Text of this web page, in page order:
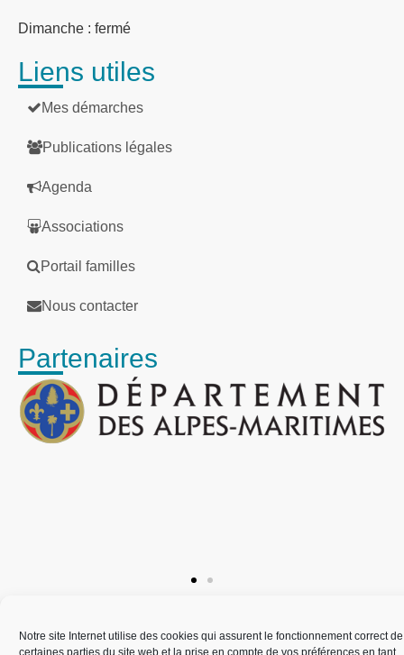
Notre site Internet utilise des cookies qui assurent le fonctionnement correct de
certaines parties du site web et la prise en compte de vos préférences en tant
Dimanche : fermé
Liens utiles
Mes démarches
Publications légales
Agenda
Associations
Portail familles
Nous contacter
Partenaires
Plan de site Mentions légales
Politique des cookies
Accessibilité : partiellement conforme